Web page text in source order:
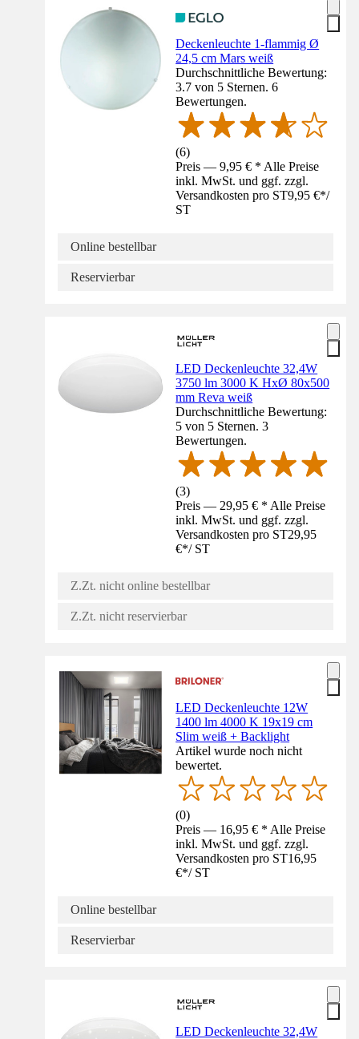
Deckenleuchte 1-flammig Ø
24,5 cm Mars weiß
Durchschnittliche Bewertung:
3.7 von 5 Sternen. 6
Bewertungen.
(6)
Preis — 9,95 € * Alle Preise
inkl. MwSt. und ggf. zzgl.
Versandkosten pro ST9,95 €*/
ST
Online bestellbar
Reservierbar
LED Deckenleuchte 32,4W
3750 lm 3000 K HxØ 80x500
mm Reva weiß
Durchschnittliche Bewertung:
5 von 5 Sternen. 3
Bewertungen.
(3)
Preis — 29,95 € * Alle Preise
inkl. MwSt. und ggf. zzgl.
Versandkosten pro ST29,95
€*/ ST
Z.Zt. nicht online bestellbar
Z.Zt. nicht reservierbar
LED Deckenleuchte 12W
1400 lm 4000 K 19x19 cm
Slim weiß + Backlight
Artikel wurde noch nicht
bewertet.
(0)
Preis — 16,95 € * Alle Preise
inkl. MwSt. und ggf. zzgl.
Versandkosten pro ST16,95
€*/ ST
Online bestellbar
Reservierbar
LED Deckenleuchte 32,4W